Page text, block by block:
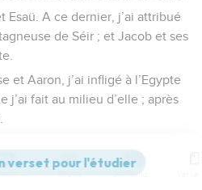
Esaü. A ce dernier, j’ai attribué
de Séir ; et Jacob et ses
et Aaron, j’ai infligé à l’Egypte
j’ai fait au milieu d’elle ; après
mais les Egyptiens les ont
Commentaires Strong